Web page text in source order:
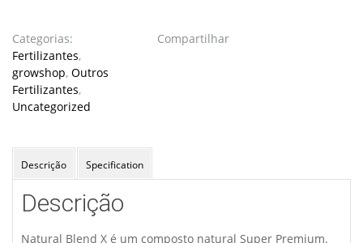
Blend
X
5L
quantidade
Categorias:
Fertilizantes,
growshop, Outros
Fertilizantes,
Uncategorized
Compartilhar
Descrição Specification
Descrição
Natural Blend X é um composto natural Super Premium.